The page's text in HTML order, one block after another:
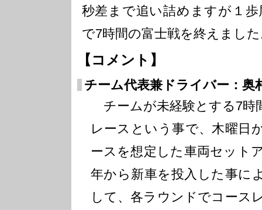
秒差まで追い詰めますが１
で7時間の富士戦を終えまし
【コメント】
チーム代表兼ドライバー：奥
チームが未経験とする7時
レースという事で、木曜日
ースを想定した車両セット
年から新車を投入した事に
して、各ラウンドでコース